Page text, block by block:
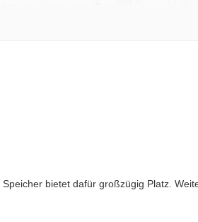
bietet dafür großzügig Platz.